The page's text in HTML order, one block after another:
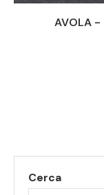
AVOLA -
Cerca